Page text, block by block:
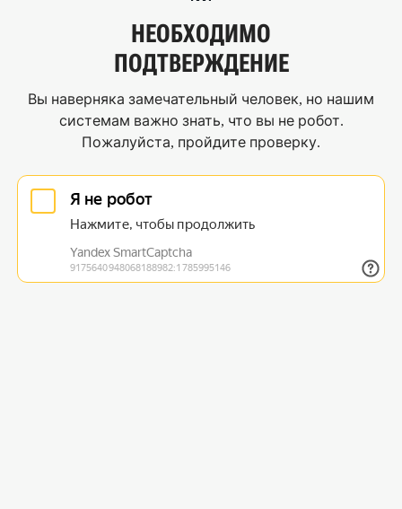
НЕОБХОДИМО
ПОДТВЕРЖДЕНИЕ
Вы наверняка замечательный человек, но нашим
системам важно знать, что вы не робот.
Пожалуйста, пройдите проверку.